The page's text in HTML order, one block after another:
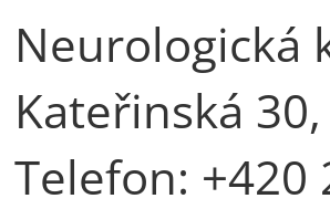
Neurologická
Kateřinská
Telefon: +420